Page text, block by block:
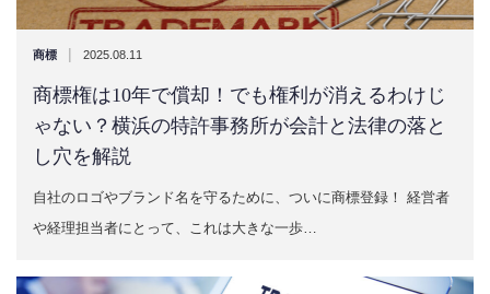
商標 | 2025.08.11
商標権は10年で償却！でも権利が消えるわけじ
ゃない？横浜の特許事務所が会計と法律の落と
し穴を解説
自社のロゴやブランド名を守るために、ついに商標登録！ 経営者
や経理担当者にとって、これは大きな一歩…